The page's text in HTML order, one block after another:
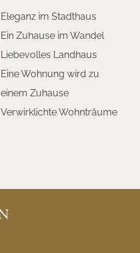
Eleganz im Stadthaus
Ein Zuhause im Wandel
Liebevolles Landhaus
Eine Wohnung wird zu
einem Zuhause
Verwirklichte Wohnträume